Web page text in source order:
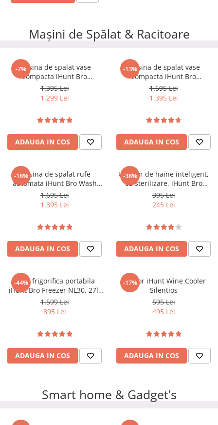
Mașini de Spălat & Racitoare
-7%
Masina de spalat vase
compacta iHunt Bro
Dishwasher
1.395 Lei
1.299 Lei
ADAUGA IN COS
-13%
Masina de spalat vase
compacta iHunt Bro
Dishwasher Xpert
1.595 Lei
1.395 Lei
ADAUGA IN COS
-18%
Masina de spalat rufe
automata iHunt Bro Wash
Compact Professional
1.695 Lei
1.395 Lei
ADAUGA IN COS
-38%
Uscator de haine inteligent,
cu sterilizare, iHunt Bro
Speed Dry
395 Lei
245 Lei
ADAUGA IN COS
-44%
Lada frigorifica portabila
iHunt Bro Freezer NL30, 27l,
61cm, Compresor Freon,
Ecran Digital, Capac Dublu
1.599 Lei
895 Lei
ADAUGA IN COS
-17%
Racitor iHunt Wine Cooler
Silentios
595 Lei
495 Lei
ADAUGA IN COS
Smart home & Gadget's